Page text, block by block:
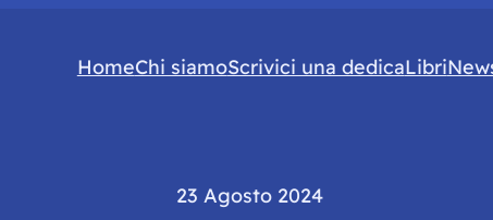
HomeChi siamoScrivici una dedicaLibri
23 Agosto 2024